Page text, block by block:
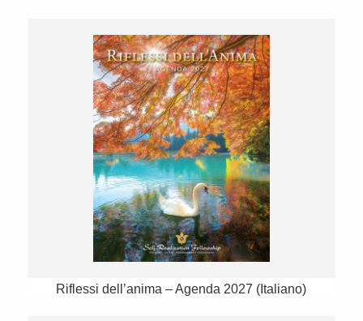
Riflessi dell’anima – Agenda 2027 (Italiano)